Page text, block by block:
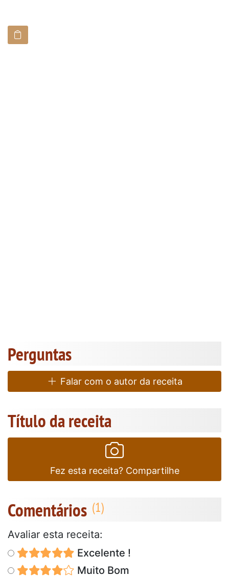
Perguntas
Falar com o autor da receita
Título da receita
Fez esta receita? Compartilhe
Comentários
Avaliar esta receita:
Excelente !
Muito Bom